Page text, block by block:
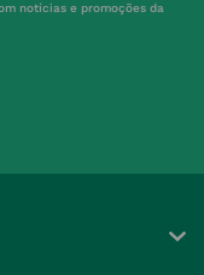
notícias e promoções da